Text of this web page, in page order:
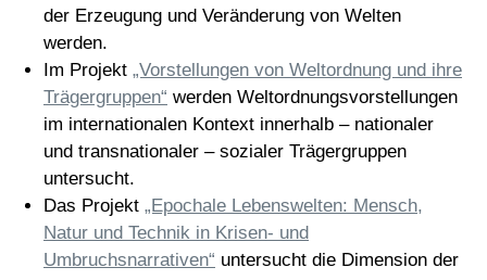
der Erzeugung und Veränderung von Welten
werden.
Im Projekt „Vorstellungen von Weltordnung und ihre
Trägergruppen“ werden Weltordnungsvorstellungen
im internationalen Kontext innerhalb – nationaler
und transnationaler – sozialer Trägergruppen
untersucht.
Das Projekt „Epochale Lebenswelten: Mensch,
Natur und Technik in Krisen- und
Umbruchsnarrativen“ untersucht die Dimension der